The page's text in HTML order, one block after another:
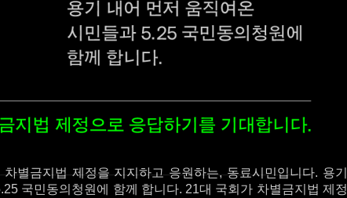
별금지법 제정을 지지하고 응원하는, 동료시민입니다. 용기
국민동의청원에 함께 합니다. 21대 국회가 차별금지법 제정